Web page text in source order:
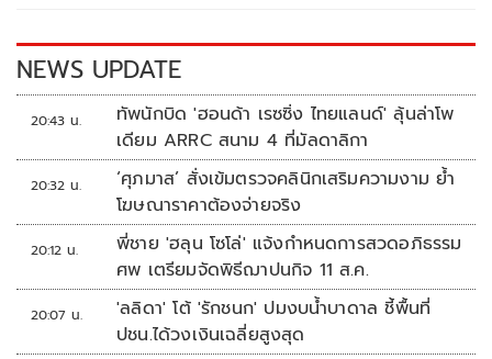
k k
NEWS UPDATE
20:43 น.
ทัพนักบิด 'ฮอนด้า เรซซิ่ง ไทยแลนด์' ลุ้นล่าโพ
เดียม ARRC สนาม 4 ที่มัลดาลิกา
20:32 น.
‘ศุภมาส’ สั่งเข้มตรวจคลินิกเสริมความงาม ย้ำ
โฆษณาราคาต้องจ่ายจริง
20:12 น.
พี่ชาย 'ฮลุน โซโล่' แจ้งกำหนดการสวดอภิธรรม
ศพ เตรียมจัดพิธีฌาปนกิจ 11 ส.ค.
20:07 น.
'ลลิดา' โต้ 'รักชนก' ปมงบน้ำบาดาล ชี้พื้นที่
ปชน.ได้วงเงินเฉลี่ยสูงสุด